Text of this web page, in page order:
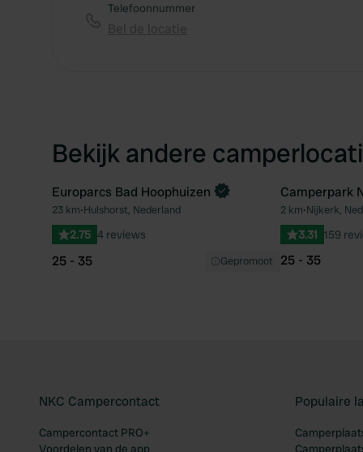
Telefoonnummer
Bekijk andere
Favoriet
Boek direct
Europarcs Bad Hoophuizen
23 km•Hulshorst, Nederland
2.75 4 reviews
25 - 35 Gepromoot
Camperpark
2 km•Nijkerk,
3.31 159
25 - 35
NKC Campercontact
Campercontact PRO+
Voordelen van de app
Populaire